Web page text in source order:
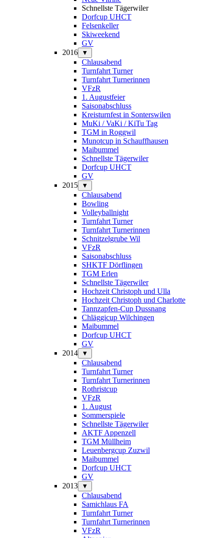
Schnellste Tägerwiler
Dorfcup UHCT
Felsenkeller
Skiweekend
GV
2016
▼
Chlausabend
Turnfahrt Turner
Turnfahrt Turnerinnen
VFzR
1. Augustfeier
Saisonabschluss
Kreisturnfest in Sonterswilen
MuKi / VaKi / KiTu Tag
TGM in Roggwil
Munotcup in Schauffhausen
Maibummel
Schnellste Tägerwiler
Dorfcup UHCT
GV
2015
▼
Chlausabend
Bowling
Volleyballnight
Turnfahrt Turner
Turnfahrt Turnerinnen
Schnitzelgrube Wil
VFzR
Saisonabschluss
SHKTF Dörflingen
TGM Erlen
Schnellste Tägerwiler
Hochzeit Christoph und Ulla
Hochzeit Christoph und Charlotte
Tannzapfen-Cup Dussnang
Chläggicup Wilchingen
Maibummel
Dorfcup UHCT
GV
2014
▼
Chlausabend
Turnfahrt Turner
Turnfahrt Turnerinnen
Rothristcup
VFzR
1. August
Sommerspiele
Schnellste Tägerwiler
AKTF Appenzell
TGM Müllheim
Leuenbergcup Zuzwil
Maibummel
Dorfcup UHCT
GV
2013
▼
Chlausabend
Samichlaus FA
Turnfahrt Turner
Turnfahrt Turnerinnen
VFzR